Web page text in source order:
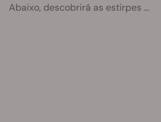
Abaixo, descobrirá as estirpes ...